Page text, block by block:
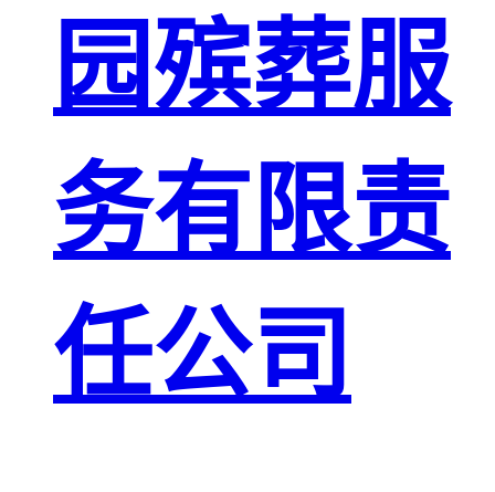
园殡葬服
务有限责
任公司